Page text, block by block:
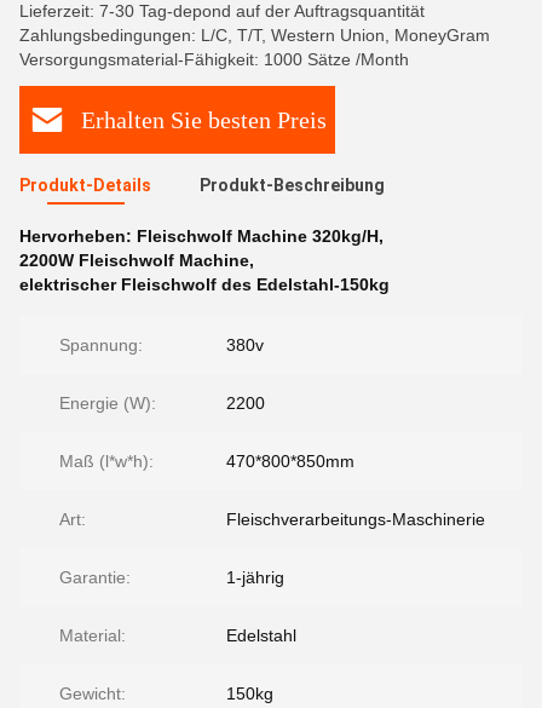
Lieferzeit: 7-30 Tag-depond auf der Auftragsquantität
Zahlungsbedingungen: L/C, T/T, Western Union, MoneyGram
Versorgungsmaterial-Fähigkeit: 1000 Sätze /Month
Erhalten Sie besten Preis
Produkt-Details Produkt-Beschreibung
Hervorheben: Fleischwolf Machine 320kg/H,
2200W Fleischwolf Machine,
elektrischer Fleischwolf des Edelstahl-150kg
Spannung: 380v
Energie (W): 2200
Maß (l*w*h): 470*800*850mm
Art: Fleischverarbeitungs-Maschinerie
Garantie: 1-jährig
Material: Edelstahl
Gewicht: 150kg